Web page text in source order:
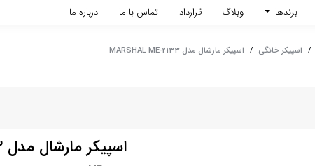
برندها وبلاگ قرارداد تماس با ما درباره ما
/ اسپیکر خانگی / اسپیکر مارشال مدل MARSHAL ME-2133
اسپیکر مارشال مدل MARSHAL ME-2133